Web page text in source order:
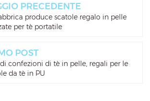
PRECEDENTE
produce scatole regalo in pelle
per tè portatile
POST
confezioni di tè in pelle, regali per le
da tè in PU